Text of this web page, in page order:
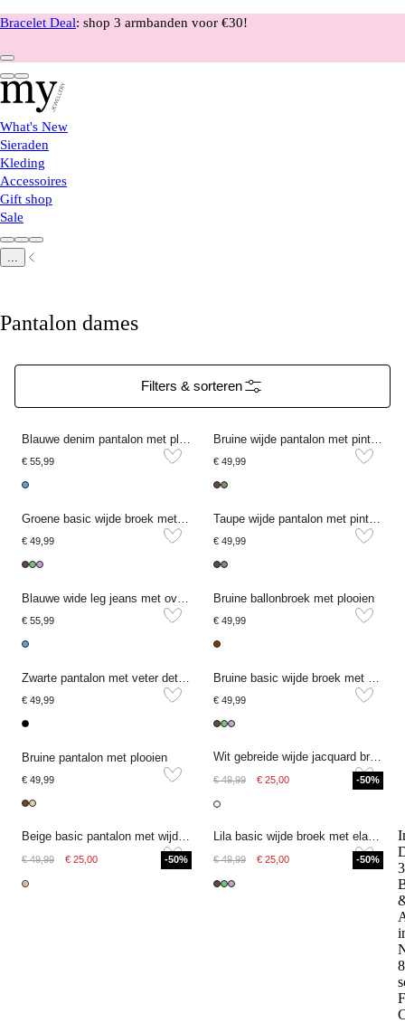
Bracelet Deal: shop 3 armbanden voor €30!
What's New
Sieraden
Kleding
Accessoires
Gift shop
Sale
...
Pantalon dames
Filters & sorteren
€ 55,99
1 Review
€ 49,99
€ 49,99 € 49,99
€ 55,99
Bruine ballonbroek met plooien
€ 49,99
€ 49,99 € 49,99
Bruine pantalon met plooien
€ 49,99
Wit gebreide wijde jacquard broek
€ 49,99 € 25,00 -50%
Beige basic pantalon met wijde pijpen
€ 49,99 € 25,00 -50%
Lila basic wijde broek met elastische band
€ 49,99 € 25,00 -50%